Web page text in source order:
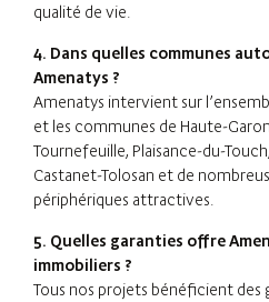
qualité de vie.
4. Dans quelles communes
Amenatys ?
Amenatys intervient sur
et les communes de Haute-
Tournefeuille, Plaisance-du-
Castanet-Tolosan et de
périphériques attractives.
5. Quelles garanties offre
immobiliers ?
Tous nos projets bénéficient des